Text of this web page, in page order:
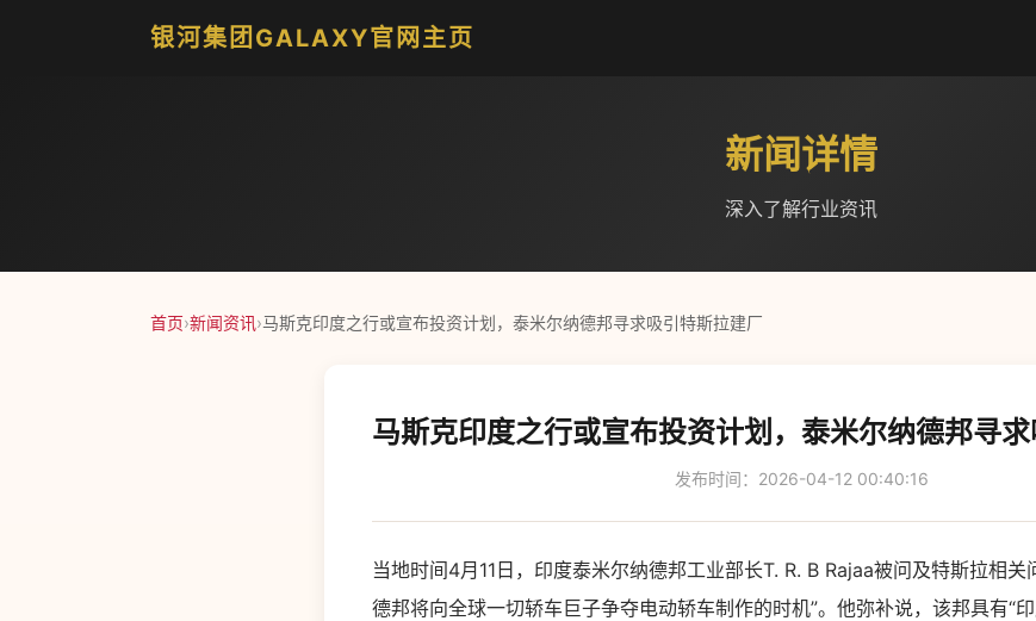
银河集团GALAXY官网主页
新闻详情
深入了解行业资讯
首页›新闻资讯›马斯克印度之行或宣布投资计划，泰米尔纳德邦寻求吸引特斯拉建厂
马斯克印度之行或宣布投资计划，泰米尔纳德邦寻
发布时间：2026-04-12 00:40:16
当地时间4月11日，印度泰米尔纳德邦工业部长T. R. B Rajaa被问及特斯拉相关
德邦将向全球一切轿车巨子争夺电动轿车制作的时机”。他弥补说，该邦具有“